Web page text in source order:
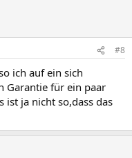
#8
ich auf ein sich
Garantie für ein paar
ist ja nicht so,dass das